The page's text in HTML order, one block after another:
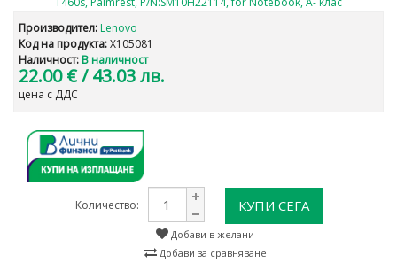
Производител: Lenovo
Код на продукта:X105081
Наличност: В наличност
22.00 €/ 43.03 лв.
цена с ДДС
Количество: КУПИ СЕГА
Добави в желани
Добави за сравняване